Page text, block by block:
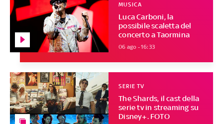
Luca Carboni, la
possibile scaletta del
concerto a Taormina
MUSICA
06 ago - 16:33
The Shards, il cast della
serie tv in streaming su
Disney+. FOTO
SERIE TV